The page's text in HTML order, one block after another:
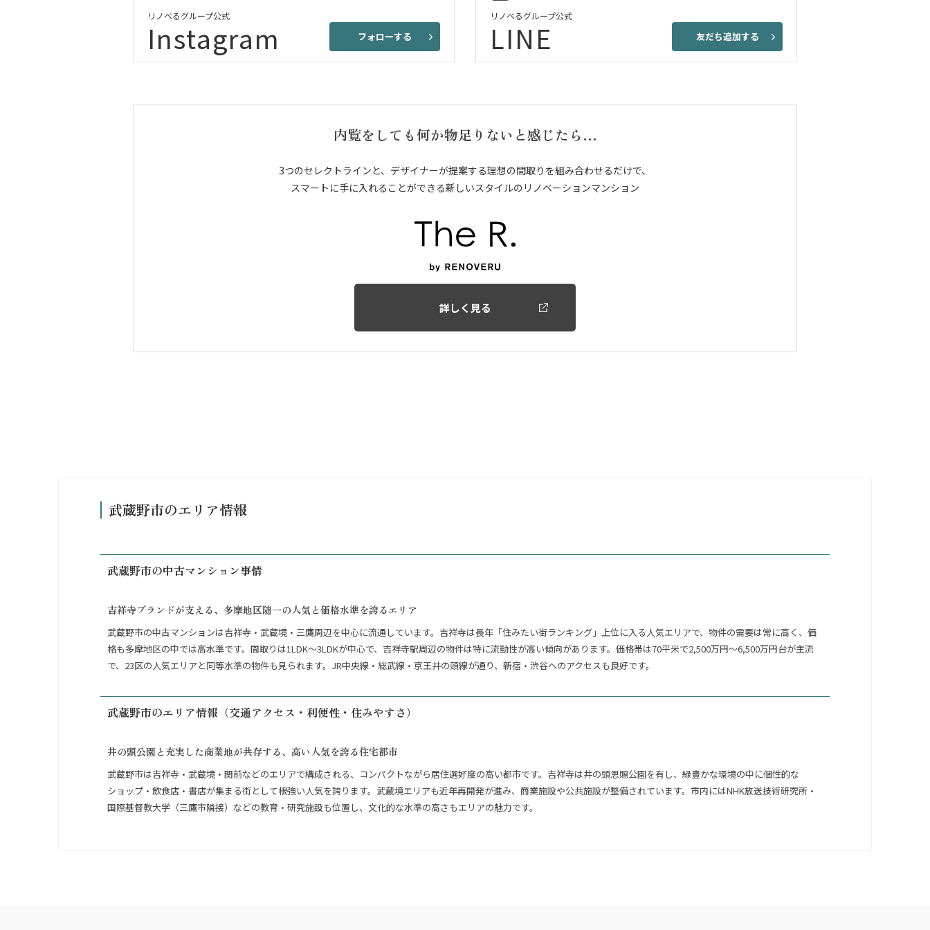
リノベるグループ公式
Instagram フォローする
リノベるグループ公式
LINE 友だち追加する
内覧をしても何か物足りないと感じたら…
3つのセレクトラインと、デザイナーが提案する理想の間取りを組み合わせるだけで、
スマートに手に入れることができる新しいスタイルのリノベーションマンション
詳しく見る
武蔵野市のエリア情報
武蔵野市の中古マンション事情
吉祥寺ブランドが支える、多摩地区随一の人気と価格水準を誇るエリア
武蔵野市の中古マンションは吉祥寺・武蔵境・三鷹周辺を中心に流通しています。吉祥寺は長年「住みたい街ランキング」上位に入る人気エリアで、物件の需要は常に高く、価
格も多摩地区の中では高水準です。間取りは1LDK〜3LDKが中心で、吉祥寺駅周辺の物件は特に流動性が高い傾向があります。価格帯は70平米で2,500万円〜6,500万円台が主流
で、23区の人気エリアと同等水準の物件も見られます。JR中央線・総武線・京王井の頭線が通り、新宿・渋谷へのアクセスも良好です。
武蔵野市のエリア情報（交通アクセス・利便性・住みやすさ）
井の頭公園と充実した商業地が共存する、高い人気を誇る住宅都市
武蔵野市は吉祥寺・武蔵境・関前などのエリアで構成される、コンパクトながら居住選好度の高い都市です。吉祥寺は井の頭恩賜公園を有し、緑豊かな環境の中に個性的な
ショップ・飲食店・書店が集まる街として根強い人気を誇ります。武蔵境エリアも近年再開発が進み、商業施設や公共施設が整備されています。市内にはNHK放送技術研究所・
国際基督教大学（三鷹市隣接）などの教育・研究施設も位置し、文化的な水準の高さもエリアの魅力です。